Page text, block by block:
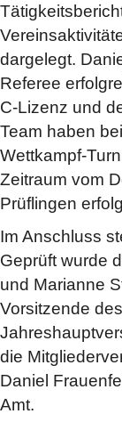
dargelegt.
Referee
C-Lizenz und
Team haben
Wettkampf-
Zeitraum vom
Prüflingen
Im Anschluss
Geprüft wurde
und Marianne
Vorsitzende
die
Daniel
Amt.